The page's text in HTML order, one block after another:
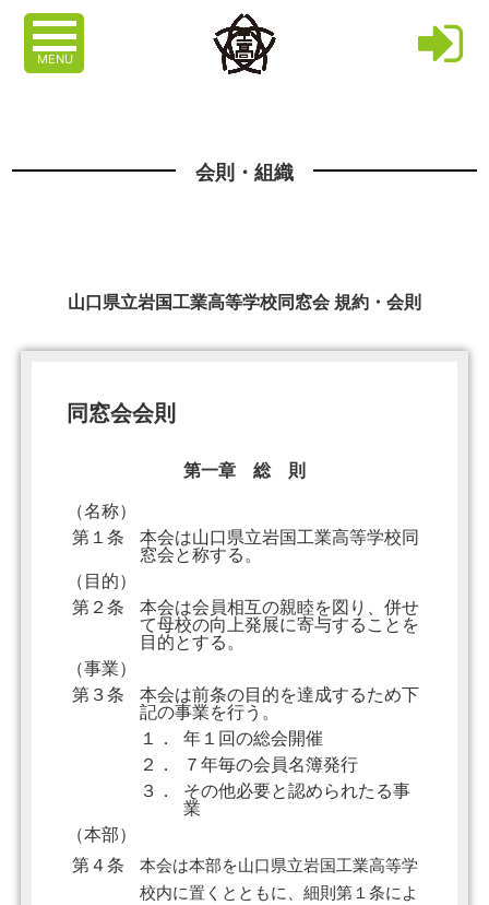
MENU
会則・組織
山口県立岩国工業高等学校同窓会 規約・会則
同窓会会則
第一章 総 則
（名称）
第１条
本会は山口県立岩国工業高等学校同
窓会と称する。
（目的）
第２条
本会は会員相互の親睦を図り、併せ
て母校の向上発展に寄与することを
目的とする。
（事業）
第３条
本会は前条の目的を達成するため下
記の事業を行う。
１．
年１回の総会開催
２．
７年毎の会員名簿発行
３．
その他必要と認められたる事
業
（本部）
第４条
本会は本部を山口県立岩国工業高等学
校内に置くとともに、細則第１条によ